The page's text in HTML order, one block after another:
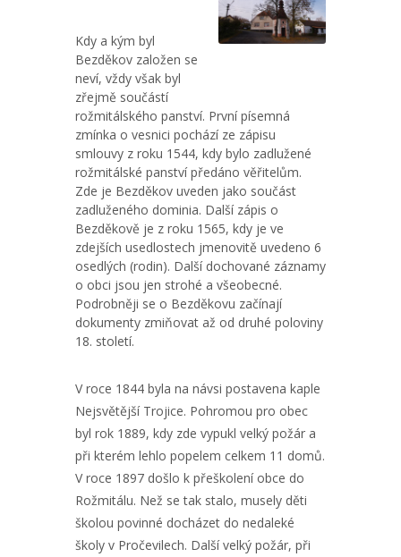
Kdy a kým byl
Bezděkov založen se
neví, vždy však byl
zřejmě součástí
rožmitálského panství. První písemná
zmínka o vesnici pochází ze zápisu
smlouvy z roku 1544, kdy bylo zadlužené
rožmitálské panství předáno věřitelům.
Zde je Bezděkov uveden jako součást
zadluženého dominia. Další zápis o
Bezděkově je z roku 1565, kdy je ve
zdejších usedlostech jmenovitě uvedeno 6
osedlých (rodin). Další dochované záznamy
o obci jsou jen strohé a všeobecné.
Podrobněji se o Bezděkovu začínají
dokumenty zmiňovat až od druhé poloviny
18. století.
V roce 1844 byla na návsi postavena kaple
Nejsvětější Trojice. Pohromou pro obec
byl rok 1889, kdy zde vypukl velký požár a
při kterém lehlo popelem celkem 11 domů.
V roce 1897 došlo k přeškolení obce do
Rožmitálu. Než se tak stalo, musely děti
školou povinné docházet do nedaleké
školy v Pročevilech. Další velký požár, při